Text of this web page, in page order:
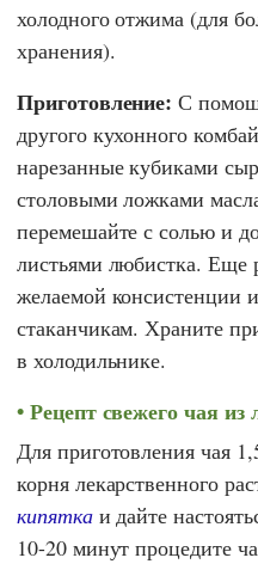
холодного отжима (для
хранения).
Приготовление: С
другого кухонного
нарезанные кубиками
столовыми ложками
перемешайте с солью и
листьями любистка. Еще
желаемой консистенции
стаканчикам. Храните
в холодильнике.
Рецепт свежего чая из
Для приготовления чая
корня лекарственного
кипяткаи дайте
10-20 минут процедите